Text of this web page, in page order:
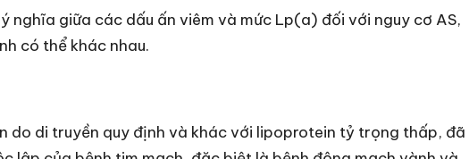
nghĩa giữa các dấu ấn viêm và mức Lp(a) đối với nguy cơ AS,
có thể khác nhau.
di truyền quy định và khác với lipoprotein tỷ trọng thấp, đã